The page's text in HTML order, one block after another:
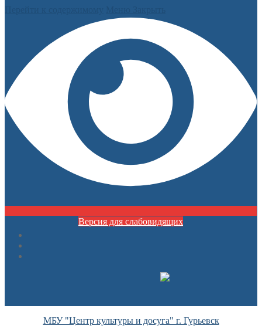
Версия для слабовидящих
МБУ "Центр культуры и досуга" г. Гурьевск